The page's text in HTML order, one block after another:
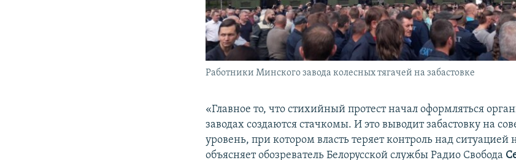
Работники Минского завода колесных тягачей на забастовке
«Главное то, что стихийный протест начал оформляться
заводах создаются стачкомы. И это выводит забастовку на
уровень, при котором власть теряет контроль над ситуацией
объясняет обозреватель Белорусской службы Радио Свобода